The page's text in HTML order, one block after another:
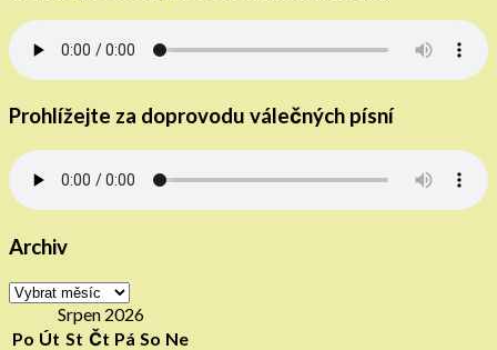
Prohlížejte za doprovodu válečných písní
Archiv
Archiv
Srpen 2026
Po Út St Čt Pá So Ne